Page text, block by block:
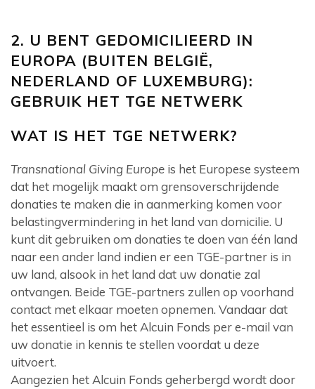
2. U BENT GEDOMICILIEERD IN
EUROPA (BUITEN BELGIË,
NEDERLAND OF LUXEMBURG):
GEBRUIK HET TGE NETWERK
WAT IS HET TGE NETWERK?
Transnational Giving Europe is het Europese systeem
dat het mogelijk maakt om grensoverschrijdende
donaties te maken die in aanmerking komen voor
belastingvermindering in het land van domicilie. U
kunt dit gebruiken om donaties te doen van één land
naar een ander land indien er een TGE-partner is in
uw land, alsook in het land dat uw donatie zal
ontvangen. Beide TGE-partners zullen op voorhand
contact met elkaar moeten opnemen. Vandaar dat
het essentieel is om het Alcuin Fonds per e-mail van
uw donatie in kennis te stellen voordat u deze
uitvoert.
Aangezien het Alcuin Fonds geherbergd wordt door